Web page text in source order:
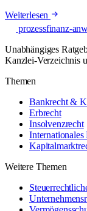
Weiterlesen
prozessfinanz-
Unabhängiges
Kanzlei-Verzeichnis
Themen
Bankrecht &
Erbrecht
Insolvenzrecht
Internationales
Weitere Themen